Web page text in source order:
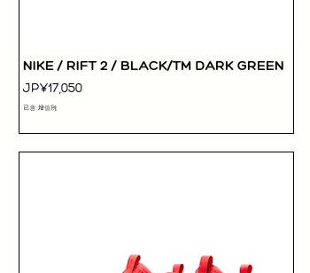
快速瀏覽
NIKE / RIFT 2 / BLACK/TM DARK GREEN
價格
JP¥17,050
已含 增值税